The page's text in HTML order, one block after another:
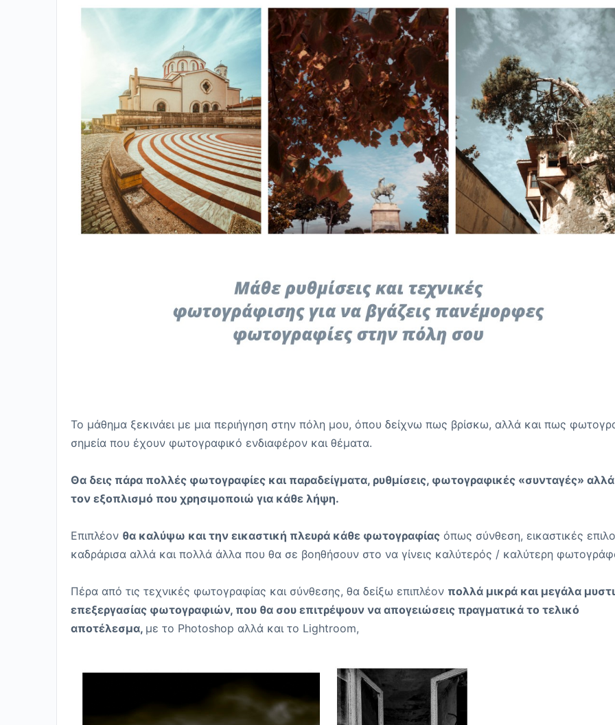
Το μάθημα ξεκινάει με μια περιήγηση στην πόλη μου, όπου δείχνω πως βρίσκω, αλλά και πως
σημεία που έχουν φωτογραφικό ενδιαφέρον και θέματα.
Θα δεις πάρα πολλές φωτογραφίες και παραδείγματα, ρυθμίσεις, φωτογραφικές «συνταγές» αλλά
τον εξοπλισμό που χρησιμοποιώ για κάθε λήψη.
Επιπλέον θα καλύψω και την εικαστική πλευρά κάθε φωτογραφίας όπως σύνθεση, εικαστικές
καδράρισα αλλά και πολλά άλλα που θα σε βοηθήσουν στο να γίνεις καλύτερός / καλύτερη
Πέρα από τις τεχνικές φωτογραφίας και σύνθεσης, θα δείξω επιπλέον πολλά μικρά και μεγάλα
επεξεργασίας φωτογραφιών, που θα σου επιτρέψουν να απογειώσεις πραγματικά το τελικό
αποτέλεσμα, με το Photoshop αλλά και το Lightroom,